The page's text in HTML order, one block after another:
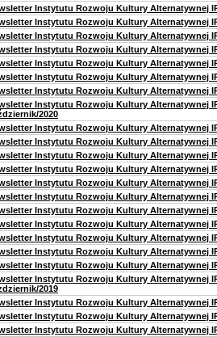
Instytutu Rozwoju Kultury Alternatywnej
Instytutu Rozwoju Kultury Alternatywnej
Instytutu Rozwoju Kultury Alternatywnej
Instytutu Rozwoju Kultury Alternatywnej
Instytutu Rozwoju Kultury Alternatywnej
Instytutu Rozwoju Kultury Alternatywnej
Instytutu Rozwoju Kultury Alternatywnej
Instytutu Rozwoju Kultury Alternatywnej
2020
Instytutu Rozwoju Kultury Alternatywnej
Instytutu Rozwoju Kultury Alternatywnej
Instytutu Rozwoju Kultury Alternatywnej
Instytutu Rozwoju Kultury Alternatywnej
Instytutu Rozwoju Kultury Alternatywnej
Instytutu Rozwoju Kultury Alternatywnej
Instytutu Rozwoju Kultury Alternatywnej
Instytutu Rozwoju Kultury Alternatywnej
Instytutu Rozwoju Kultury Alternatywnej
Instytutu Rozwoju Kultury Alternatywnej
Instytutu Rozwoju Kultury Alternatywnej
Instytutu Rozwoju Kultury Alternatywnej
2019
Instytutu Rozwoju Kultury Alternatywnej
Instytutu Rozwoju Kultury Alternatywnej
Instytutu Rozwoju Kultury Alternatywnej